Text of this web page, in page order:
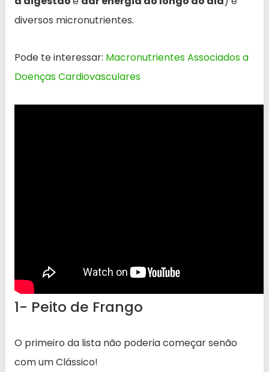
diversos micronutrientes.
Pode te interessar: Macronutrientes Associados a
Doenças Cardiovasculares
1- Peito de Frango
O primeiro da lista não poderia começar senão
com um Clássico!